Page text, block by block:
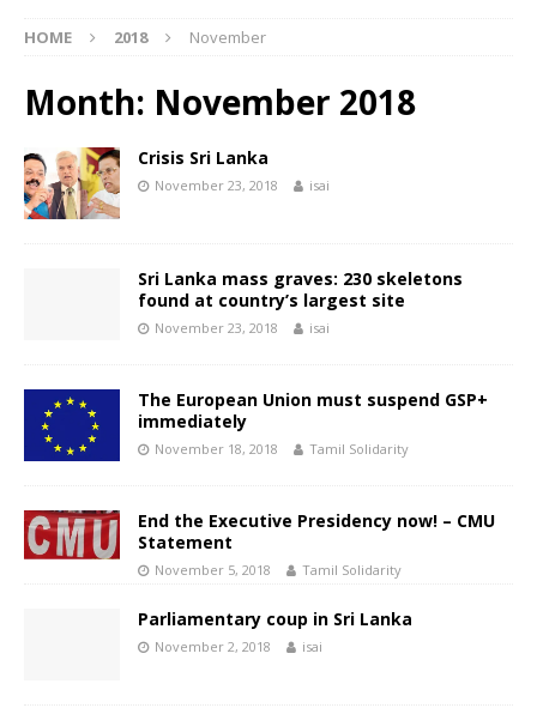
HOME 2018 November
Month: November 2018
Crisis Sri Lanka
November 23, 2018 isai
Sri Lanka mass graves: 230 skeletons
found at country’s largest site
November 23, 2018 isai
The European Union must suspend GSP+
immediately
November 18, 2018 Tamil Solidarity
End the Executive Presidency now! – CMU
Statement
November 5, 2018 Tamil Solidarity
Parliamentary coup in Sri Lanka
November 2, 2018 isai